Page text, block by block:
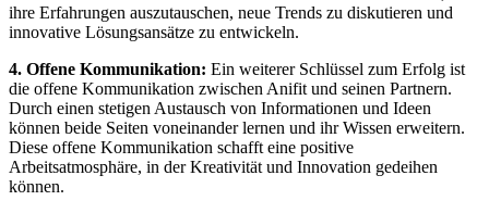
ihre​ Erfahrungen auszutauschen, neue Trends zu diskutieren und
⁢innovative Lösungsansätze zu ‌entwickeln.
4. ⁣Offene Kommunikation: Ein weiterer Schlüssel zum Erfolg ist
die offene Kommunikation ​zwischen Anifit und ⁢seinen Partnern.
Durch einen stetigen​ Austausch von Informationen und⁤ Ideen
können beide⁤ Seiten voneinander lernen und ​ihr Wissen ‍erweitern.
Diese offene Kommunikation schafft eine positive
Arbeitsatmosphäre, in⁤ der Kreativität ‌und Innovation⁤ gedeihen
können.